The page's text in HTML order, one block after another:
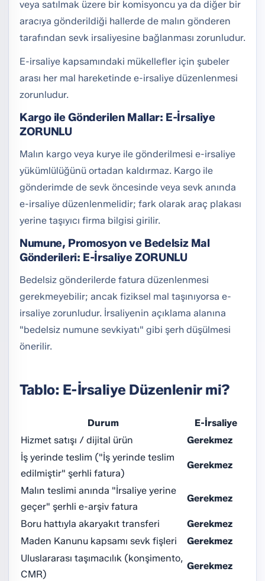
veya satılmak üzere bir komisyoncu ya da diğer bir
aracıya gönderildiği hallerde de malın gönderen
tarafından sevk irsaliyesine bağlanması zorunludur.
E-irsaliye kapsamındaki mükellefler için şubeler
arası her mal hareketinde e-irsaliye düzenlenmesi
zorunludur.
Kargo ile Gönderilen Mallar: E-İrsaliye
ZORUNLU
Malın kargo veya kurye ile gönderilmesi e-irsaliye
yükümlülüğünü ortadan kaldırmaz. Kargo ile
gönderimde de sevk öncesinde veya sevk anında
e-irsaliye düzenlenmelidir; fark olarak araç plakası
yerine taşıyıcı firma bilgisi girilir.
Numune, Promosyon ve Bedelsiz Mal
Gönderileri: E-İrsaliye ZORUNLU
Bedelsiz gönderilerde fatura düzenlenmesi
gerekmeyebilir; ancak fiziksel mal taşınıyorsa e-
irsaliye zorunludur. İrsaliyenin açıklama alanına
"bedelsiz numune sevkiyatı" gibi şerh düşülmesi
önerilir.
Tablo: E-İrsaliye Düzenlenir mi?
Durum
E-İrsaliye
Hizmet satışı / dijital ürün
Gerekmez
İş yerinde teslim ("İş yerinde teslim
edilmiştir" şerhli fatura)
Gerekmez
Malın teslimi anında "İrsaliye yerine
geçer" şerhli e-arşiv fatura
Gerekmez
Boru hattıyla akaryakıt transferi
Gerekmez
Maden Kanunu kapsamı sevk fişleri
Gerekmez
Uluslararası taşımacılık (konşimento,
CMR)
Gerekmez